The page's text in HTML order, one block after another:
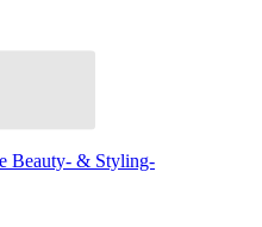
Beauty- & Styling-